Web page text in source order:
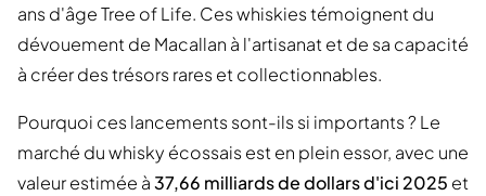
ans d'âge Tree of Life. Ces whiskies témoignent du
dévouement de Macallan à l'artisanat et de sa capacité
à créer des trésors rares et collectionnables.
Pourquoi ces lancements sont-ils si importants ? Le
marché du whisky écossais est en plein essor, avec une
valeur estimée à37,66 milliards de dollars d'ici 2025 et